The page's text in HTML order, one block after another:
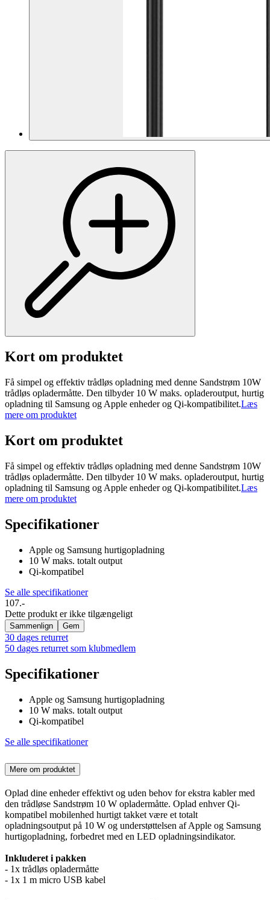
Kort om produktet
Få simpel og effektiv trådløs opladning med denne Sandstrøm 10W
trådløs opladermåtte. Den tilbyder 10 W maks. opladeroutput, hurtig
opladning til Samsung og Apple enheder og Qi-kompatibilitet.Læs
mere om produktet
Kort om produktet
Få simpel og effektiv trådløs opladning med denne Sandstrøm 10W
trådløs opladermåtte. Den tilbyder 10 W maks. opladeroutput, hurtig
opladning til Samsung og Apple enheder og Qi-kompatibilitet.Læs
mere om produktet
Specifikationer
Apple og Samsung hurtigopladning
10 W maks. totalt output
Qi-kompatibel
Se alle specifikationer
107.-
Dette produkt er ikke tilgængeligt
Sammenlign Gem
30 dages returret
50 dages returret som klubmedlem
Specifikationer
Apple og Samsung hurtigopladning
10 W maks. totalt output
Qi-kompatibel
Se alle specifikationer
Mere om produktet
Oplad dine enheder effektivt og uden behov for ekstra kabler med
den trådløse Sandstrøm 10 W opladermåtte. Oplad enhver Qi-
kompatibel mobilenhed hurtigt takket være et totalt
opladningsoutput på 10 W og understøttelsen af Apple og Samsung
hurtigopladning, forbedret med en LED opladningsindikator.
Inkluderet i pakken
- 1x trådløs opladermåtte
- 1x 1 m micro USB kabel